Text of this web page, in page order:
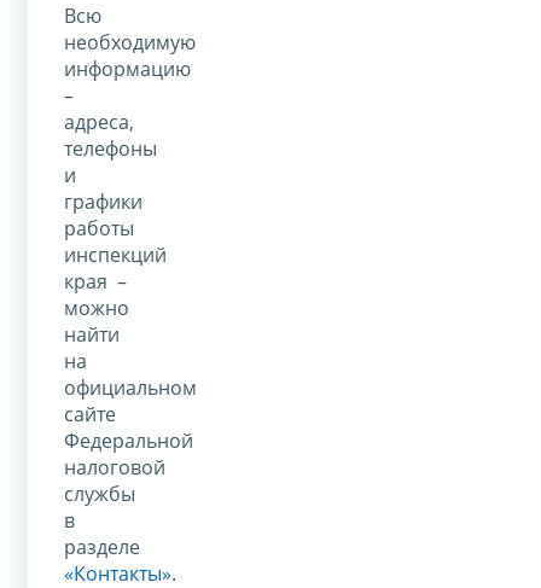
Всю
необходимую
информацию
–
адреса,
телефоны
и
графики
работы
инспекций
края –
можно
найти
на
официальном
сайте
Федеральной
налоговой
службы
в
разделе
«Контакты».